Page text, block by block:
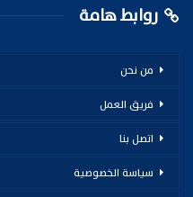
روابط هامة
من نحن
فريق العمل
اتصل بنا
سياسة الخصوصية